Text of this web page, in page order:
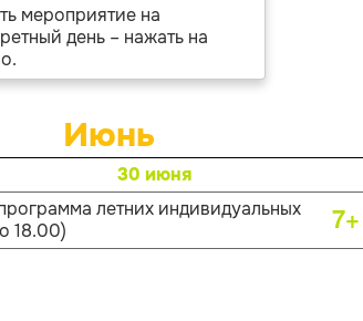
мероприятие на
день – нажать на
Июнь
30 июня
летних индивидуальных
18.00)
7+